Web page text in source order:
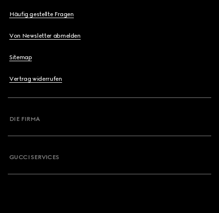
Häufig gestellte Fragen
Von Newsletter abmelden
Sitemap
Vertrag widerrufen
DIE FIRMA
GUCCI SERVICES